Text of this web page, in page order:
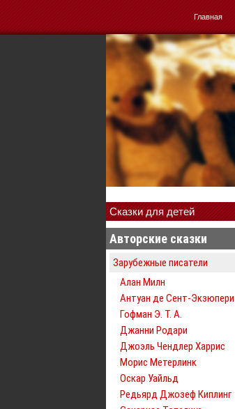
Главная
Сказки для детей
Авторские сказки
Зарубежные писатели
Алан Милн
Антуан де Сент-Экзюпери
Гофман Э. Т. А.
Джанни Родари
Джоэль Чендлер Харрис
Морис Метерлинк
Оскар Уайльд
Редьярд Джозеф Киплинг